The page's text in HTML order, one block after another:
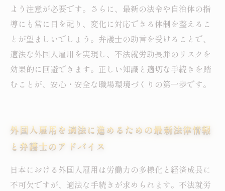
よう注意が必要です。さらに、最新の法令や自治体の指
導にも常に目を配り、変化に対応できる体制を整えるこ
とが望ましいでしょう。弁護士の助言を受けることで、
適法な外国人雇用を実現し、不法就労助長罪のリスクを
効果的に回避できます。正しい知識と適切な手続きを踏
むことが、安心・安全な職場環境づくりの第一歩です。
外国人雇用を適法に進めるための最新法律情報
と弁護士のアドバイス
日本における外国人雇用は労働力の多様化と経済成長に
不可欠ですが、適法な手続きが求められます。不法就労